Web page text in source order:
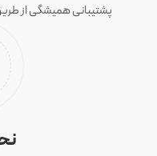
پشتیبانی همیشگی از